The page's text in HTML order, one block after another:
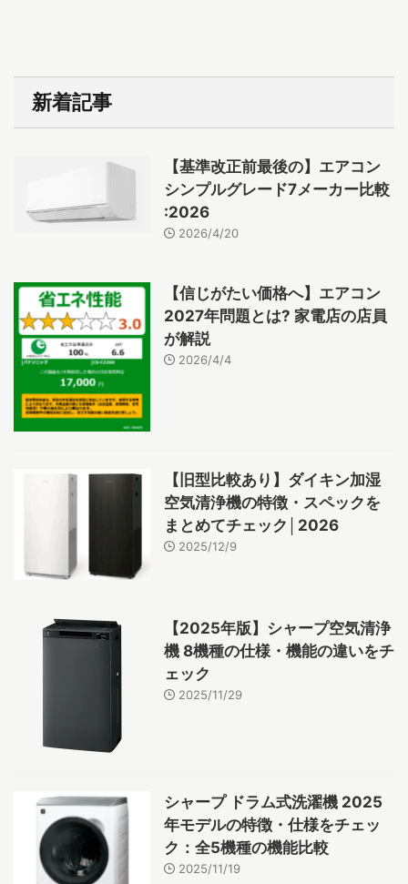
新着記事
【基準改正前最後の】エアコン
シンプルグレード7メーカー比較
:2026
2026/4/20
【信じがたい価格へ】エアコン
2027年問題とは? 家電店の店員
が解説
2026/4/4
【旧型比較あり】ダイキン加湿
空気清浄機の特徴・スペックを
まとめてチェック│2026
2025/12/9
【2025年版】シャープ空気清浄
機 8機種の仕様・機能の違いをチ
ェック
2025/11/29
シャープ ドラム式洗濯機 2025
年モデルの特徴・仕様をチェッ
ク：全5機種の機能比較
2025/11/19